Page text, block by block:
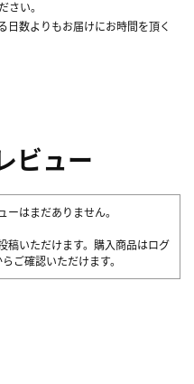
い。
数よりもお届けにお時間を頂く
ビュー
はまだありません。
稿いただけます。購入商品はログ
らご確認いただけます。